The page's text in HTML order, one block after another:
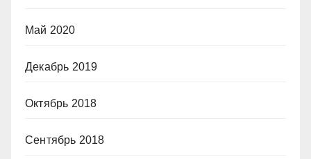
Май 2020
Декабрь 2019
Октябрь 2018
Сентябрь 2018